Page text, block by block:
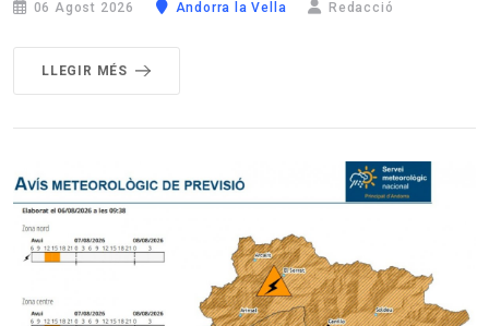
06 Agost 2026 Andorra la Vella Redacció
LLEGIR MÉS